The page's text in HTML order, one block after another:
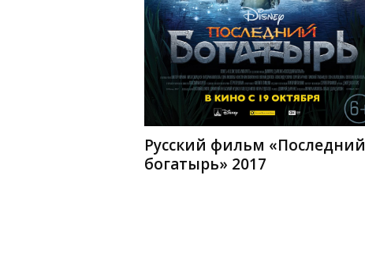
Русский фильм «Последний
богатырь» 2017